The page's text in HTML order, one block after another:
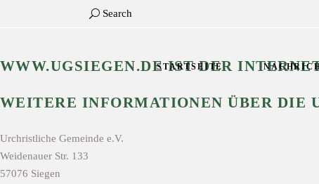
Search
STARTSEITE
WWW.UGSIEGEN.DE IST DER
WEITERE INFORMATIONEN ÜBER DIE
Urchristliche Gemeinde e.V.
Weidenauer Str. 133
57076 Siegen